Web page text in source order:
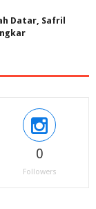
Datar, Safril
0
Followers